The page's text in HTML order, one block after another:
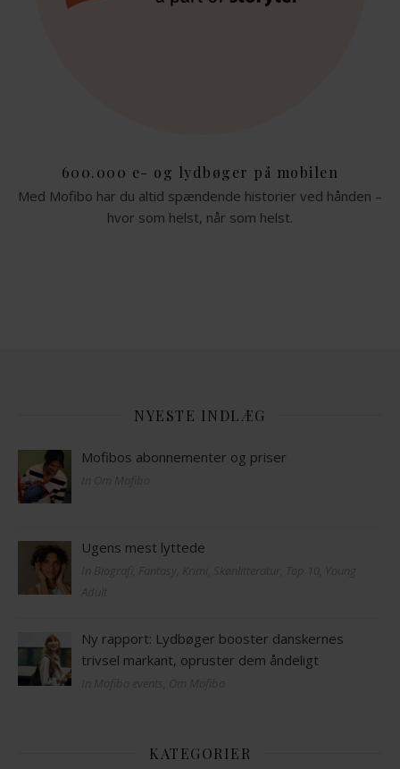
600.000 e- og lydbøger på mobilen
Med Mofibo har du altid spændende historier ved hånden –
hvor som helst, når som helst.
NYESTE INDLÆG
Mofibos abonnementer og priser
Ugens mest lyttede
Ny rapport: Lydbøger booster danskernes
trivsel markant, opruster dem åndeligt
KATEGORIER